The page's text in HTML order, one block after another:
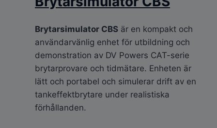
Brytarsimulator CBS är en kompakt och
användarvänlig enhet för utbildning och
demonstration av DV Powers CAT-serie
brytarprovare och tidmätare. Enheten är
lätt och portabel och simulerar drift av en
tankeffektbrytare under realistiska
förhållanden.